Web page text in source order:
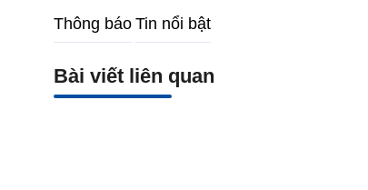
Thông báoTin nổi bật
Bài viết liên quan